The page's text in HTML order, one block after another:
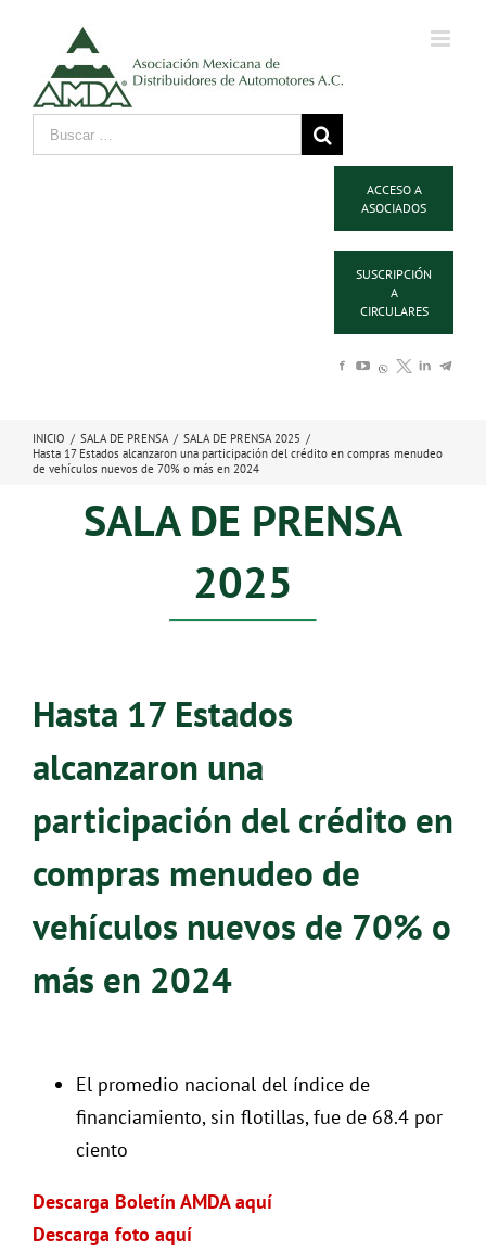
ACCESO A
ASOCIADOS
SUSCRIPCIÓN
A
CIRCULARES
INICIO / SALA DE PRENSA / SALA DE PRENSA 2025 /
Hasta 17 Estados alcanzaron una participación del crédito en compras menudeo
de vehículos nuevos de 70% o más en 2024
SALA DE PRENSA
2025
Hasta 17 Estados
alcanzaron una
participación del crédito en
compras menudeo de
vehículos nuevos de 70% o
más en 2024
El promedio nacional del índice de
financiamiento, sin flotillas, fue de 68.4 por
ciento
Descarga Boletín AMDA aquí
Descarga foto aquí